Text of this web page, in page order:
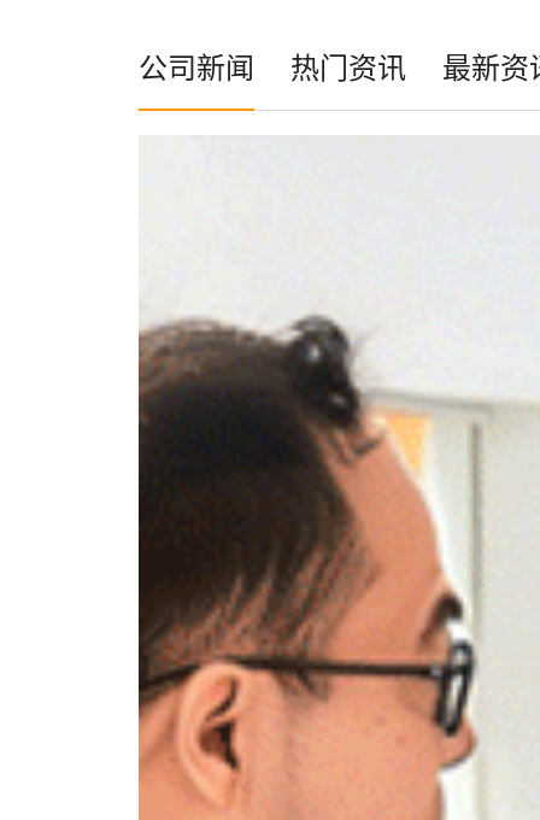
公司新闻 热门资讯 最新资